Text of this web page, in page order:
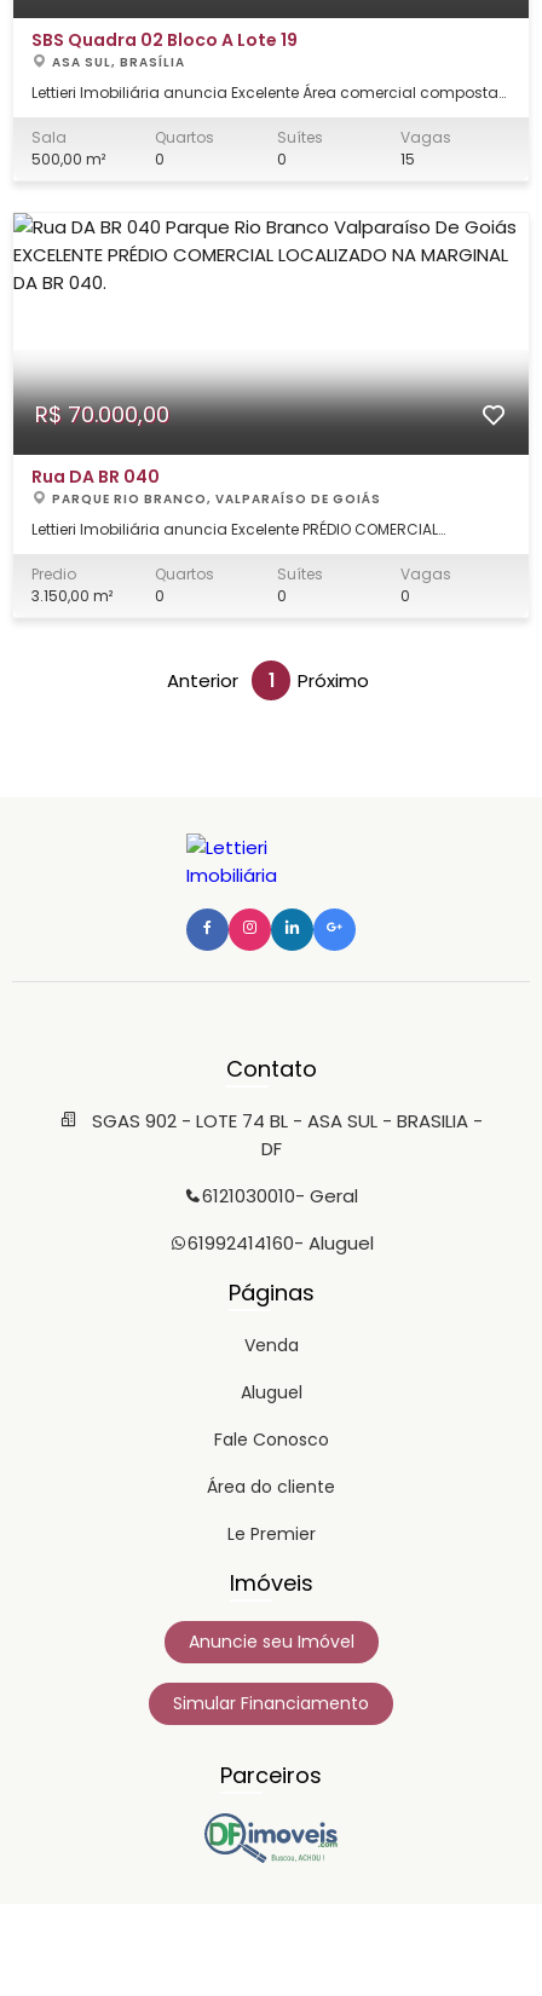
SBS Quadra 02 Bloco A Lote 19
ASA SUL, BRASÍLIA
Lettieri Imobiliária anuncia Excelente Área comercial composta
com elevadores, cameras de segurança, andar alto com vista
ampla para Cidade. Otima localização no Setor Bancário Sul.
Sala
500,00 m²
Quartos
0
Suítes
0
Vagas
15
R$ 70.000,00
Rua DA BR 040
PARQUE RIO BRANCO, VALPARAÍSO DE GOIÁS
Lettieri Imobiliária anuncia Excelente PRÉDIO COMERCIAL
MARGINAL BR 040. Ótima localização! PRÉDIO COM 3.150m²,
SENDO 1.340m² EM CADA UM DOS PAVIMENTOS, ACRESCIDO DE UM
Predio
3.150,00 m²
Quartos
0
Suítes
0
Vagas
0
Anterior 1 Próximo
Contato
SGAS 902 - LOTE 74 BL - ASA SUL - BRASILIA -
DF
6121030010- Geral
61992414160- Aluguel
Páginas
Venda
Aluguel
Fale Conosco
Área do cliente
Le Premier
Imóveis
Anuncie seu Imóvel
Simular Financiamento
Parceiros